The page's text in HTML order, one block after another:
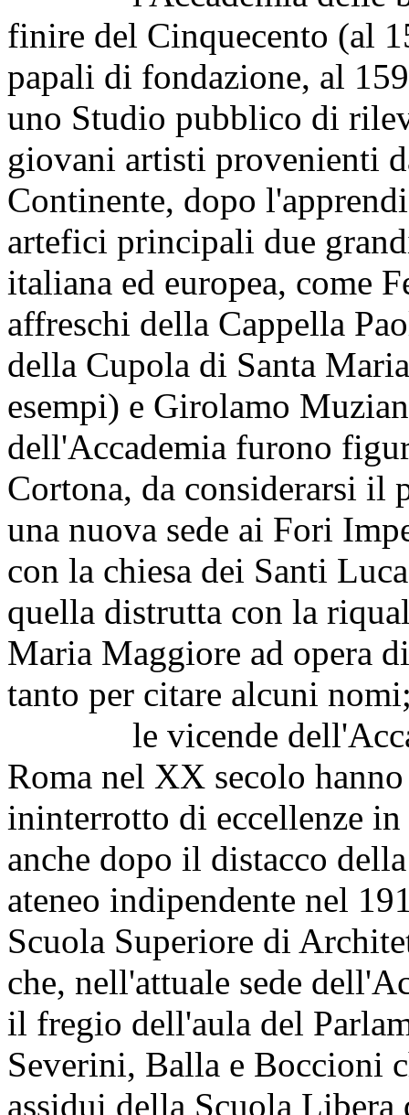
finire del Cinquecento (al
papali di fondazione, al
uno Studio pubblico di
giovani artisti provenienti
Continente, dopo
artefici principali due
italiana ed europea, come
affreschi della Cappella
della Cupola di Santa
esempi) e Girolamo
dell'Accademia furono
Cortona, da considerarsi il
una nuova sede ai Fori
con la chiesa dei Santi
quella distrutta con la
Maria Maggiore ad opera
tanto per citare alcuni
le vicende
Roma nel XX secolo
ininterrotto di eccellenze
anche dopo il distacco
ateneo indipendente nel
Scuola Superiore di
che, nell'attuale sede
il fregio dell'aula del
Severini, Balla e Boccioni
assidui della Scuola